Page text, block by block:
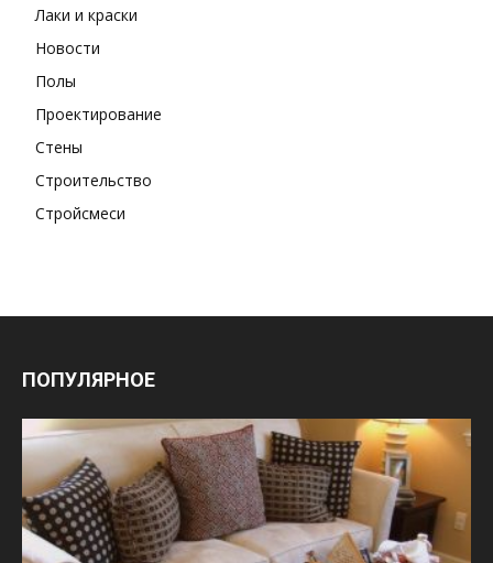
Лаки и краски
Новости
Полы
Проектирование
Стены
Строительство
Стройсмеси
ПОПУЛЯРНОЕ